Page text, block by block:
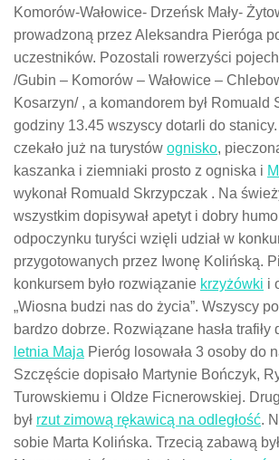
Komorów-Wałowice- Drzeńsk Mały-
prowadzoną przez Aleksandra Pieróga
uczestników. Pozostali rowerzyści
/Gubin – Komorów – Wałowice –
Kosarzyn/ , a komandorem był Romuald
godziny 13.45 wszyscy dotarli do
czekało już na turystów ognisko,
kaszanka i ziemniaki prosto z ogniska i
wykonał Romuald Skrzypczak . Na
wszystkim dopisywał apetyt i dobry
odpoczynku turyści wzięli udział w
przygotowanych przez Iwonę Kolińską.
konkursem było rozwiązanie krzyżówki i
„Wiosna budzi nas do życia”. Wszyscy
bardzo dobrze. Rozwiązane hasła trafiły
letnia Maja Pieróg losowała 3 osoby do
Szczęście dopisało Martynie Bończyk,
Turowskiemu i Oldze Ficnerowskiej.
był rzut zimową rękawicą na odległość.
sobie Marta Kolińska. Trzecią zabawą